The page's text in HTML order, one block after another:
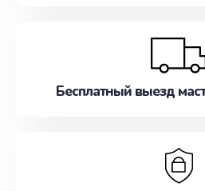
Бесплатный выезд